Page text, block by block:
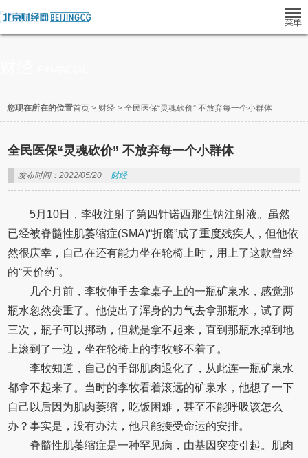
您现在所在的位置首页 > 财经 > 全民医保“灵魂砍价” 不放弃每一个小群体
全民医保“灵魂砍价” 不放弃每一个小群体
发布时间：2022/05/20 财经
5月10日，李牧注射了第四针诺西那生钠注射液。虽然
已经被脊髓性肌萎缩症(SMA)“折磨”成了重度残疾人，但他依
然很庆幸，自己在还有能力坐在轮椅上时，用上了这款曾经
的“天价药”。
几个月前，李牧伸手去拿桌子上的一瓶矿泉水，感觉那
瓶水忽然变重了。他使出了浑身的力气去拿那瓶水，试了两
三次，瓶子可以挪动，但就是拿不起来，直到那瓶水掉到地
上滚到了一边，坐在轮椅上的李牧够不着了。
李牧知道，自己的手部肌肉退化了，从此连一瓶矿泉水
都拿不起来了。当时的李牧看着滚远的矿泉水，他想了一下
自己以后因为肌肉萎缩，吃饭困难，甚至不能呼吸该怎么
办？事实是，没有办法，他只能接受命运的安排。
脊髓性肌萎缩症是一种罕见病，由基因突变引起。肌肉